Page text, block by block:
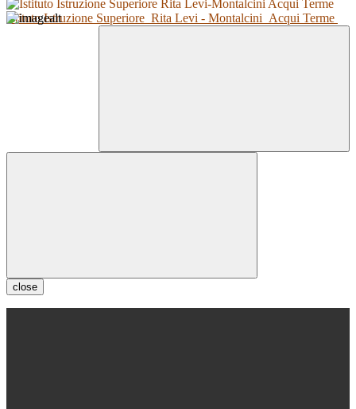
Istituto Istruzione Superiore Rita Levi - Montalcini Acqui Terme
close